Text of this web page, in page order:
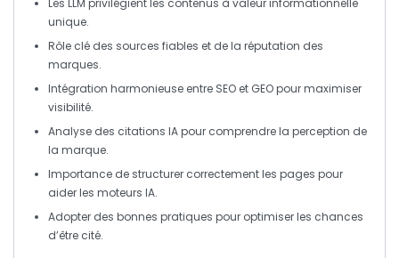
Les LLM privilégient les contenus à valeurinformationnelle
unique.
Rôle clé des sources fiables et de la réputation des
marques.
Intégration harmonieuse entre SEO et GEOpour maximiser
visibilité.
Analyse des citations IA pour comprendre la perception de
la marque.
Importance de structurer correctement les pages pour
aider les moteurs IA.
Adopter des bonnes pratiques pour optimiser les chances
d’être cité.